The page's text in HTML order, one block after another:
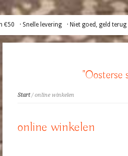
€50 · Snelle levering · Niet goed, geld terug
"Oosterse
Start/ online winkelen
online winkelen